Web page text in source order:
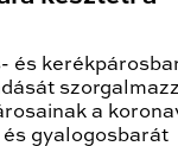
és
a
gyalogosbarát